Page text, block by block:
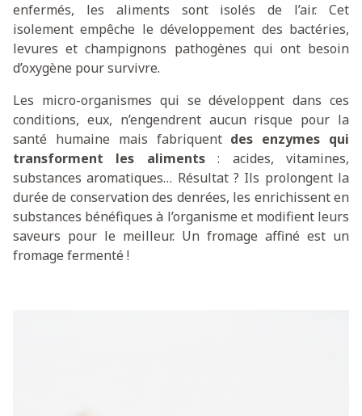
enfermés, les aliments sont isolés de l’air. Cet
isolement empêche le développement des bactéries,
levures et champignons pathogènes qui ont besoin
d’oxygène pour survivre.
Les micro-organismes qui se développent dans ces
conditions, eux, n’engendrent aucun risque pour la
santé humaine mais fabriquent des enzymes qui
transforment les aliments: acides, vitamines,
substances aromatiques… Résultat ? Ils prolongent la
durée de conservation des denrées, les enrichissent en
substances bénéfiques à l’organisme et modifient leurs
saveurs pour le meilleur. Un fromage affiné est un
fromage fermenté !